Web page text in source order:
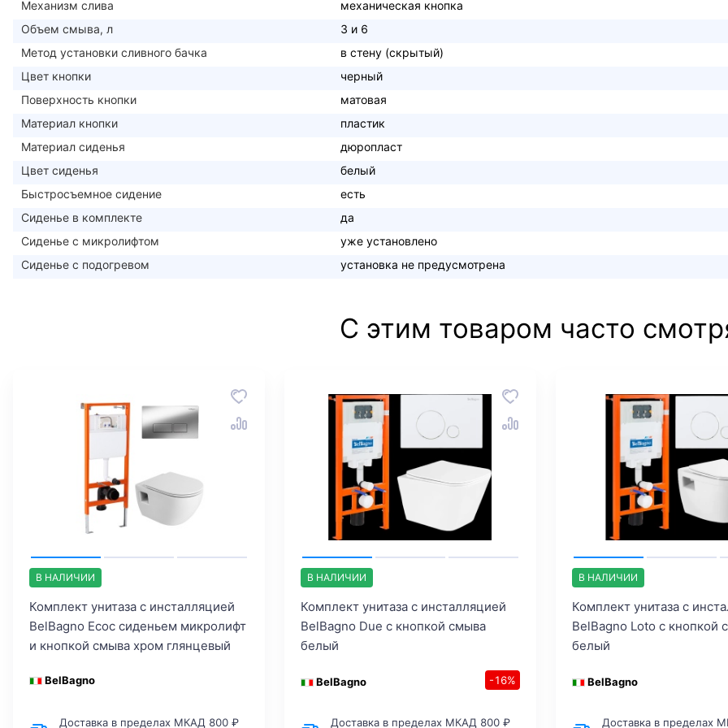
Механизм слива
механическая кнопка
Объем смыва, л
3 и 6
Метод установки сливного бачка
в стену (скрытый)
Цвет кнопки
черный
Поверхность кнопки
матовая
Материал кнопки
пластик
Материал сиденья
дюропласт
Цвет сиденья
белый
Быстросъемное сидение
есть
Сиденье в комплекте
да
Сиденье с микролифтом
уже установлено
Сиденье с подогревом
установка не предусмотрена
С этим товаром часто
В НАЛИЧИИ
Комплект унитаза с инсталляцией
BelBagno Ecoс сиденьем микролифт
и кнопкой смыва хром глянцевый
BelBagno
Доставка в пределах МКАД 800 ₽
В НАЛИЧИИ
Комплект унитаза с инсталляцией
BelBagno Due с кнопкой смыва
белый
BelBagno -16%
Доставка в пределах МКАД 800 ₽
В НАЛИЧИИ
Комплект унитаза с
BelBagno Loto с кнопкой
белый
BelBagno
Доставка в пределах